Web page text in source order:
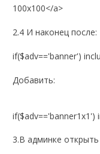
100х100</a>
2.4 И наконец после:
if($adv=='banner')
Добавить:
if($adv=='banner1x1')
3.В админке